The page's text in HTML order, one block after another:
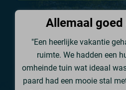
Allemaal
"Een heerlijke vakantie
ruimte. We hadden een
omheinde tuin wat ideaal
paard had een mooie stal